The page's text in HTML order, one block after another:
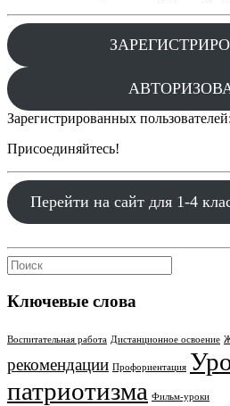
Зарегистрированных пользователей:
Присоединяйтесь!
Перейти на сайт для 1-4
Ключевые слова
Воспитательная работа Дистанционное освоение
рекомендации Профориентация
патриотизма Фильм-уроки